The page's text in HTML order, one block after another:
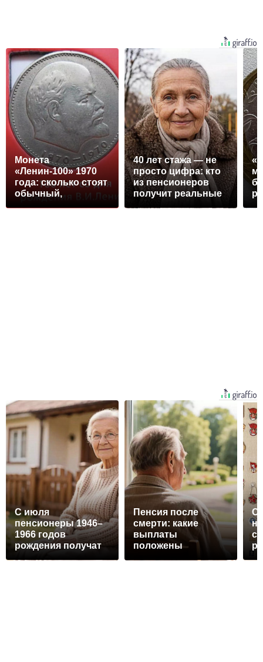
Монета
«Ленин-100» 1970
года: сколько стоят
обычный,
40 лет стажа — не
просто цифра: кто
из пенсионеров
получит реальные
С июля
пенсионеры 1946–
1966 годов
рождения получат
Пенсия после
смерти: какие
выплаты
положены